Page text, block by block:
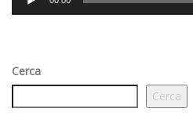
Cerca
Cerca